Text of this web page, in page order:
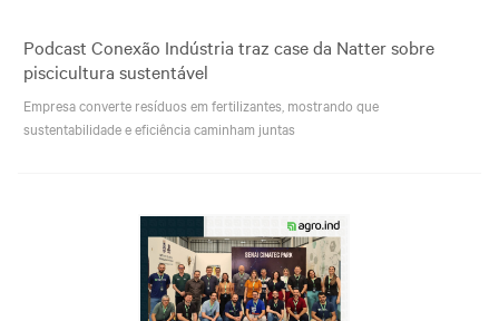
Podcast Conexão Indústria traz case da Natter sobre
piscicultura sustentável
Empresa converte resíduos em fertilizantes, mostrando que
sustentabilidade e eficiência caminham juntas